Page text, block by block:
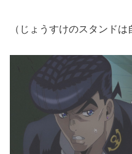
（じょうすけのスタンドは